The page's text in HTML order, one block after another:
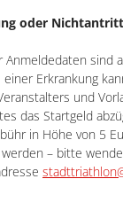
oder
Anmeldedaten sind
Erkrankung
und
das Startgeld
in Höhe von 5
– bitte